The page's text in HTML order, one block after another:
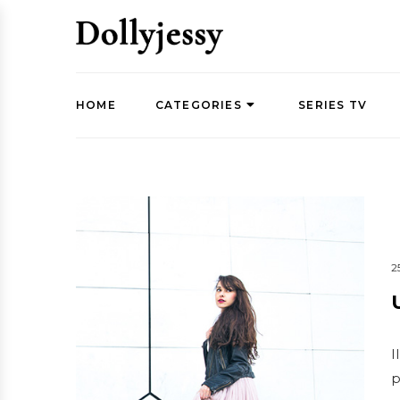
HOME CATEGORIES SERIES TV